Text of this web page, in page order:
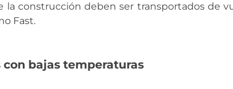
construcción deben ser transportados de
Fast.
bajas temperaturas